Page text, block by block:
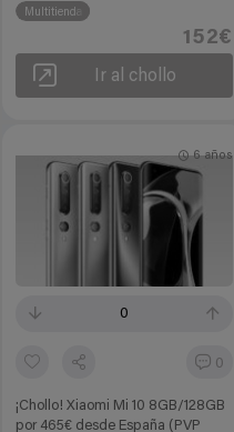
Multitienda
152€
Ir al chollo
0
0
¡Chollo! Xiaomi Mi 10 8GB/128GB
por 465€ desde España (PVP
6 años